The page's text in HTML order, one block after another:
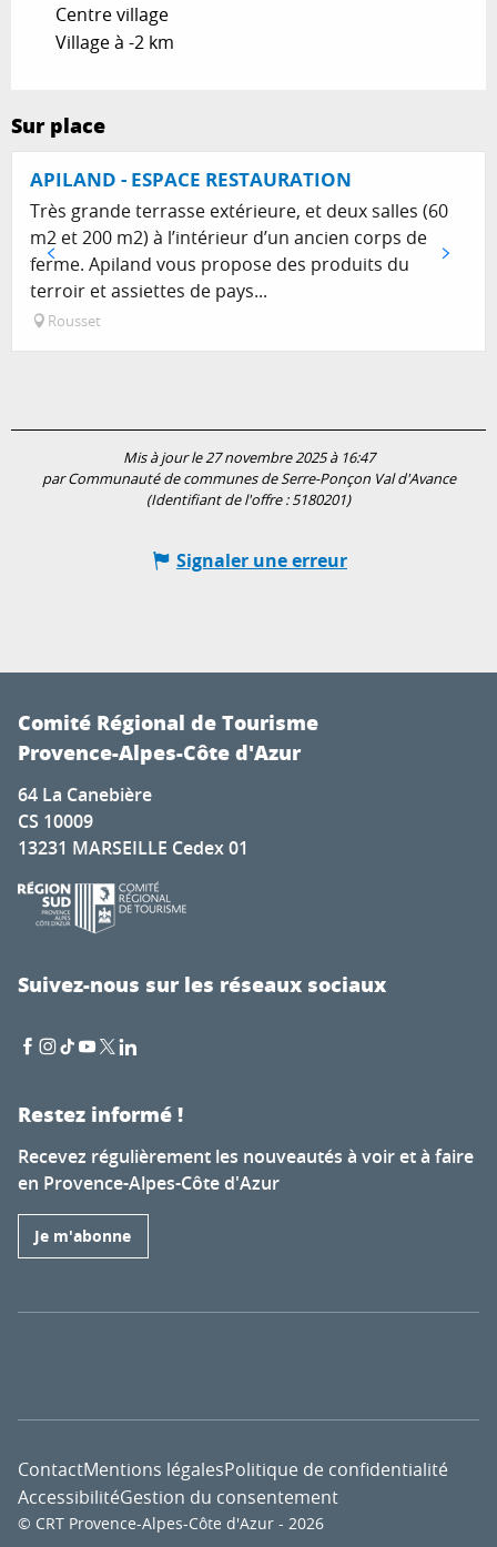
Centre village
Village à -2 km
Sur place
APILAND - ESPACE RESTAURATION
Très grande terrasse extérieure, et deux salles (60
m2 et 200 m2) à l’intérieur d’un ancien corps de
ferme. Apiland vous propose des produits du
terroir et assiettes de pays...
Rousset
Mis à jour le 27 novembre 2025 à 16:47
par Communauté de communes de Serre-Ponçon Val d'Avance
(Identifiant de l'offre :5180201)
Signaler une erreur
Comité Régional de Tourisme
Provence-Alpes-Côte d'Azur
64 La Canebière
CS 10009
13231 MARSEILLE Cedex 01
Suivez-nous sur les réseaux sociaux
Restez informé !
Recevez régulièrement les nouveautés à voir et à faire
en Provence-Alpes-Côte d'Azur
Je m'abonne
© CRT Provence-Alpes-Côte d'Azur - 2026
ContactMentions légalesPolitique de confidentialité
AccessibilitéGestion du consentement